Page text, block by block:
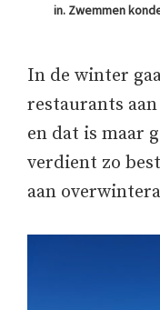
in. Zwemmen
In de winter
restaurants
en dat is maar
verdient zo
aan